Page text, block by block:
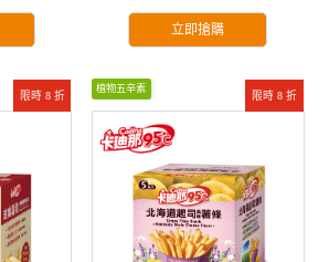
立即搶購
限時 8 折 限時 8 折
植物五辛素